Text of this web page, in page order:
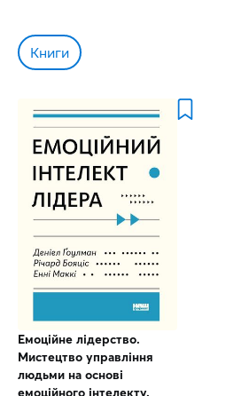
Книги
Емоційне лідерство.
Мистецтво управління
людьми на основі
емоційного інтелекту.